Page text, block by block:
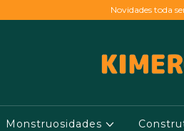
Novidades toda
Monstruosidades